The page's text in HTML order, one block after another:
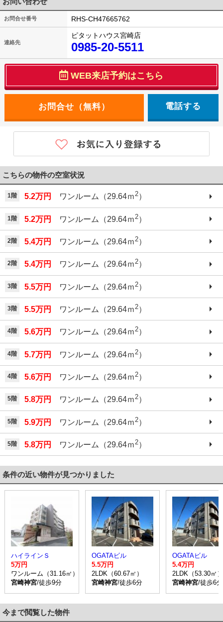
お問合せ番号 RHS-CH47665762
連絡先
ピタットハウス宮崎店
0985-20-5511
WEB来店予約はこちら
電話する
こちらの物件の空室状況
1階 5.2万円 ワンルーム（29.64ｍ2）
1階 5.2万円 ワンルーム（29.64ｍ 2）
2階 5.4万円 ワンルーム（29.64ｍ2）
2階 5.4万円 ワンルーム（29.64ｍ2）
3階 5.5万円 ワンルーム（29.64ｍ 2）
3階 5.5万円 ワンルーム（29.64ｍ2）
4階 5.6万円 ワンルーム（29.64ｍ2）
4階 5.7万円 ワンルーム（29.64ｍ 2）
4階 5.6万円 ワンルーム（29.64ｍ2）
5階 5.8万円 ワンルーム（29.64ｍ2）
5階 5.9万円 ワンルーム（29.64ｍ 2）
5階 5.8万円 ワンルーム（29.64ｍ2）
条件の近い物件が見つかりました
ハイラインＳ
5万円
ワンルーム（31.16㎡）
宮崎神宮/徒歩9分
OGATAビル
5.5万円
2LDK（60.67㎡）
宮崎神宮/徒歩6分
OGATAビル
5.4万円
2LDK（53.30㎡）
宮崎神宮/徒歩6分
今まで閲覧した物件